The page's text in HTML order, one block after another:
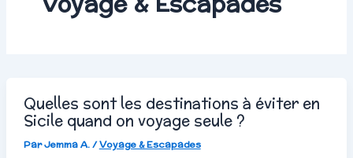
Quelles sont les destinations à éviter en
Sicile quand on voyage seule ?
ParJemma A./Voyage & Escapades